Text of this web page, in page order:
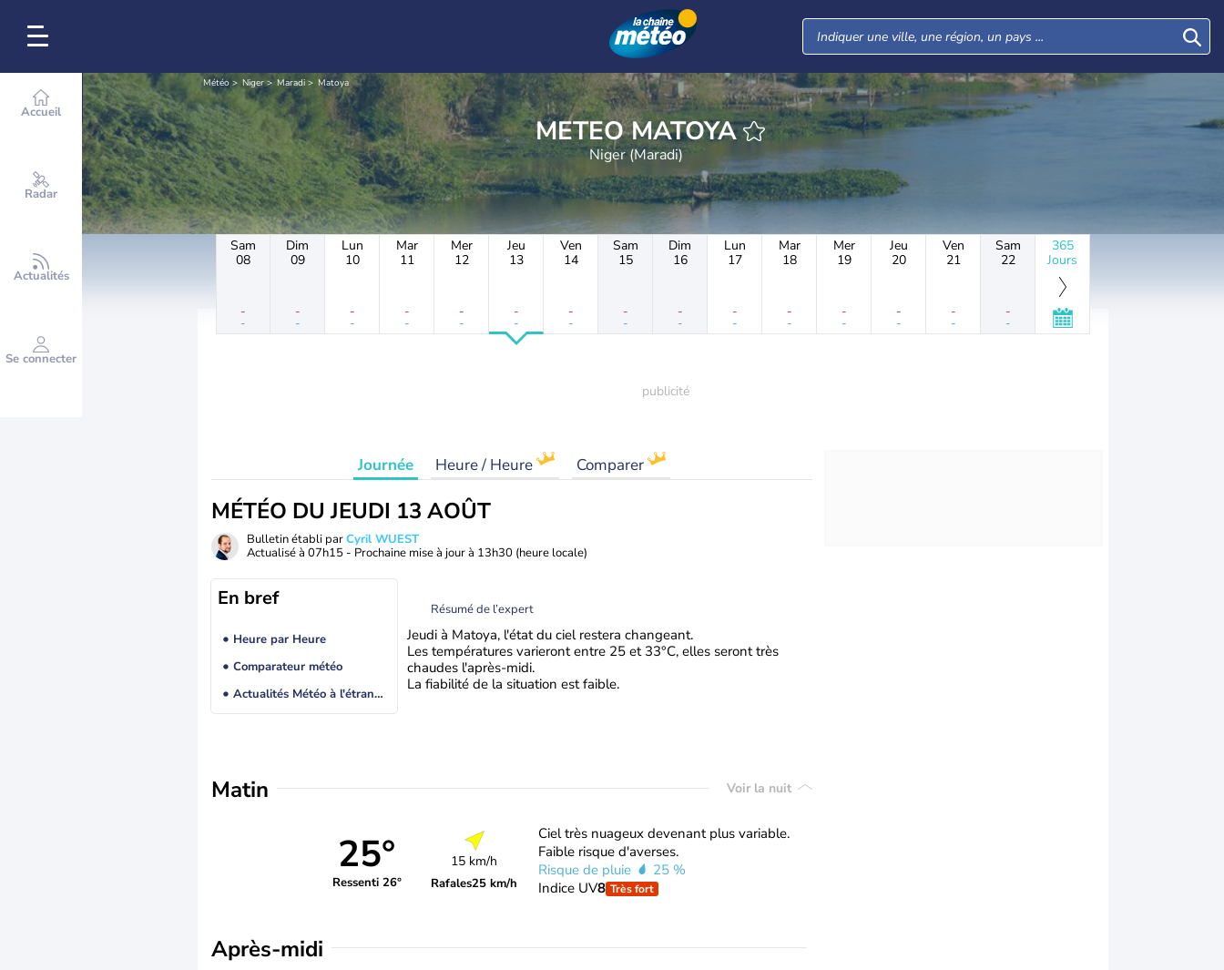
Accueil
Radar
Actualités
Se connecter
Météo Niger Maradi Matoya
METEO MATOYA
Niger (Maradi)
Sam
08
-
-
Dim
09
-
-
Lun
10
-
-
Mar
11
-
-
Mer
12
-
-
Jeu
13
-
-
Ven
14
-
-
Sam
15
-
-
Dim
16
-
-
Lun
17
-
-
Mar
18
-
-
Mer
19
-
-
Jeu
20
-
-
Ven
21
-
-
Sam
22
-
-
365
Jours
Journée Heure / Heure Comparer
MÉTÉO DU JEUDI 13 AOÛT
Bulletin établi parCyril WUEST
Actualisé à 07h15 - Prochaine mise à jour à 13h30 (heure locale)
En bref
Heure par Heure
Comparateur météo
Actualités Météo à l'étranger
Résumé de l’expert
Jeudi à Matoya, l'état du ciel restera changeant.
Les températures varieront entre 25 et 33°C, elles seront très
chaudes l'après-midi.
La fiabilité de la situation est faible.
Matin Voir la nuit
25°
Ressenti 26°
15 km/h
Rafales25 km/h
Ciel très nuageux devenant plus variable.
Faible risque d'averses.
Risque de pluie
25 %
Indice UV8 Très fort
Après-midi